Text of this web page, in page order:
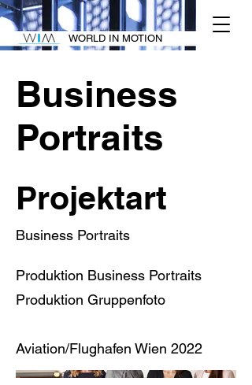
WORLD IN MOTION
Business
Portraits
Projektart
Business Portraits
Produktion Business Portraits
Produktion Gruppenfoto
Aviation/Flughafen Wien 2022